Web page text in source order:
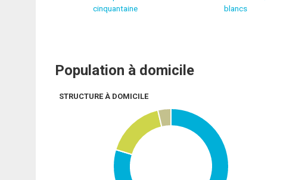
cinquantaine
blancs
Population à domicile
STRUCTURE À DOMICILE